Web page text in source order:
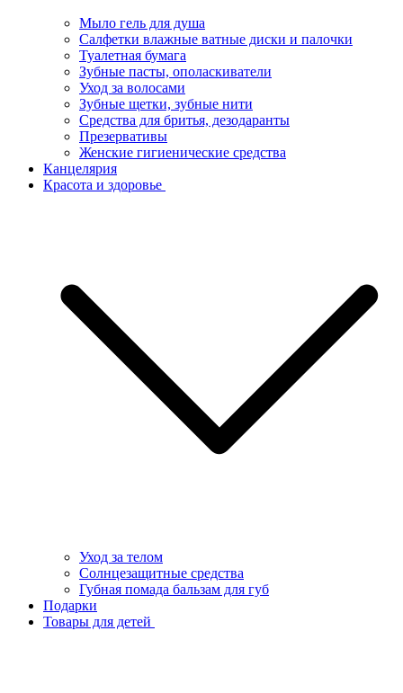
Мыло гель для душа
Салфетки влажные ватные диски и палочки
Туалетная бумага
Зубные пасты, ополаскиватели
Уход за волосами
Зубные щетки, зубные нити
Средства для бритья, дезодаранты
Презервативы
Женские гигиенические средства
Канцелярия
Красота и здоровье
Уход за телом
Солнцезащитные средства
Губная помада бальзам для губ
Подарки
Товары для детей